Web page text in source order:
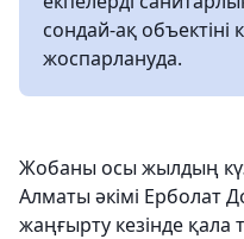
сондай-ақ объектіні
жоспарлануда.
Жобаны осы жылдың
Алматы әкімі Ерболат
жаңғырту кезінде